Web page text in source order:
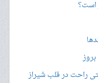
است؟
راحت در قلب شیراز